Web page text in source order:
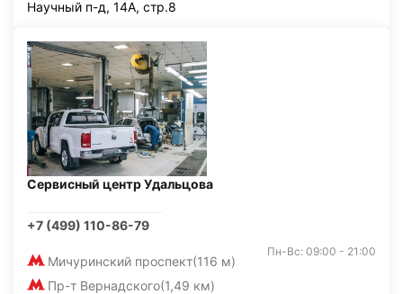
Научный п-д, 14А, стр.8
Сервисный центр Удальцова
+7 (499) 110-86-79
Мичуринский проспект(116 м)
Пр-т Вернадского(1,49 км)
Пн-Вс: 09:00 - 21:00